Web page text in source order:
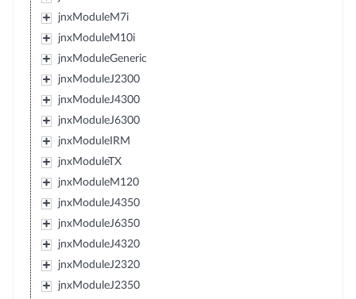
jnxModuleM7i
jnxModuleM10i
jnxModuleGeneric
jnxModuleJ2300
jnxModuleJ4300
jnxModuleJ6300
jnxModuleIRM
jnxModuleTX
jnxModuleM120
jnxModuleJ4350
jnxModuleJ6350
jnxModuleJ4320
jnxModuleJ2320
jnxModuleJ2350